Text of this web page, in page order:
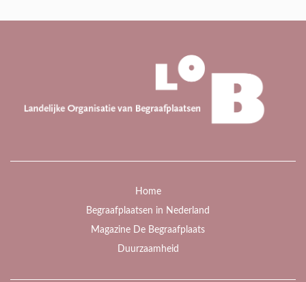
Home
Begraafplaatsen in Nederland
Magazine De Begraafplaats
Duurzaamheid